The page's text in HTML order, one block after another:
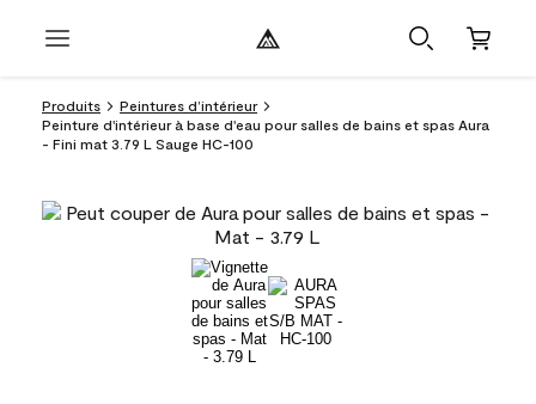
Produits
Peintures d’intérieur
Peinture d'intérieur à base d'eau pour salles de bains et spas Aura
- Fini mat 3.79 L Sauge HC-100